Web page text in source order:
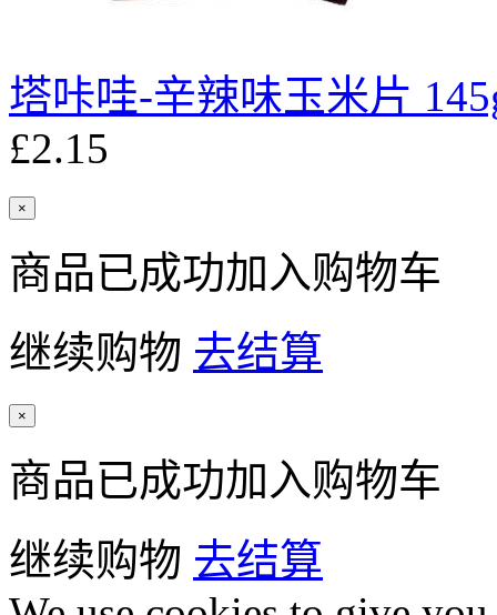
塔咔哇-辛辣味玉米片
£2.15
×
商品已成功加入购物车
继续购物 去结算
×
商品已成功加入购物车
继续购物 去结算